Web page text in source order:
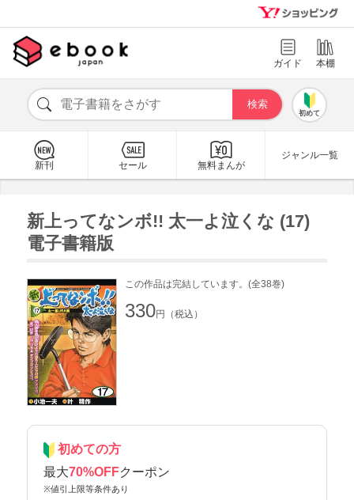
ガイド 本棚
初めて
新刊 セール 無料まんが
ジャンル一覧
新上ってなンボ!! 太一よ泣くな (17)
電子書籍版
この作品は完結しています。(全38巻)
330円（税込）
初めての方
最大70%OFFクーポン
※値引上限等条件あり